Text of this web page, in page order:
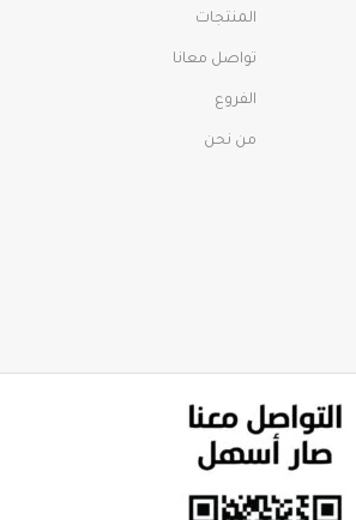
المنتجات
تواصل معانا
الفروع
من نحن